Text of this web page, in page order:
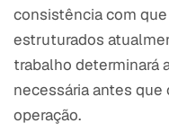
consistência com
estruturados
trabalho determinará
necessária antes
operação.